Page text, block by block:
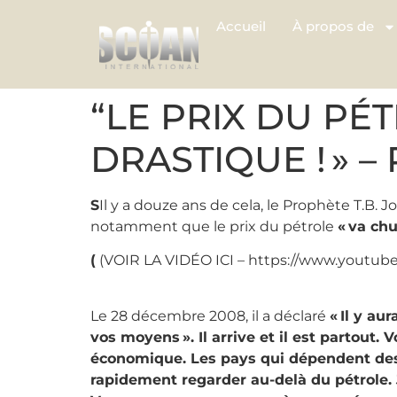
Accueil À propos de
“LE PRIX DU
DRASTIQUE ! »
SIl y a douze ans de cela, le Prophète
notamment que le prix du pétrole « va
( (VOIR LA VIDÉO ICI – https://
Le 28 décembre 2008, il a déclaré « Il y
vos moyens ». Il arrive et il est partout.
économique. Les pays qui dépendent
rapidement regarder au-delà du